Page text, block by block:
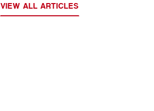
VIEW ALL ARTICLES